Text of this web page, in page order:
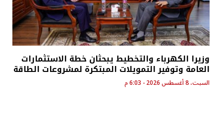
وزيرا الكهرباء والتخطيط يبحثان خطة الاستثمارات
العامة وتوفير التمويلات المبتكرة لمشروعات الطاقة
السبت، 8 أغسطس 2026 - 6:03 م